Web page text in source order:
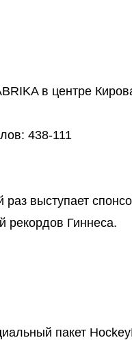
в центре
438-111
раз выступает
рекордов Гиннеса.
пакет